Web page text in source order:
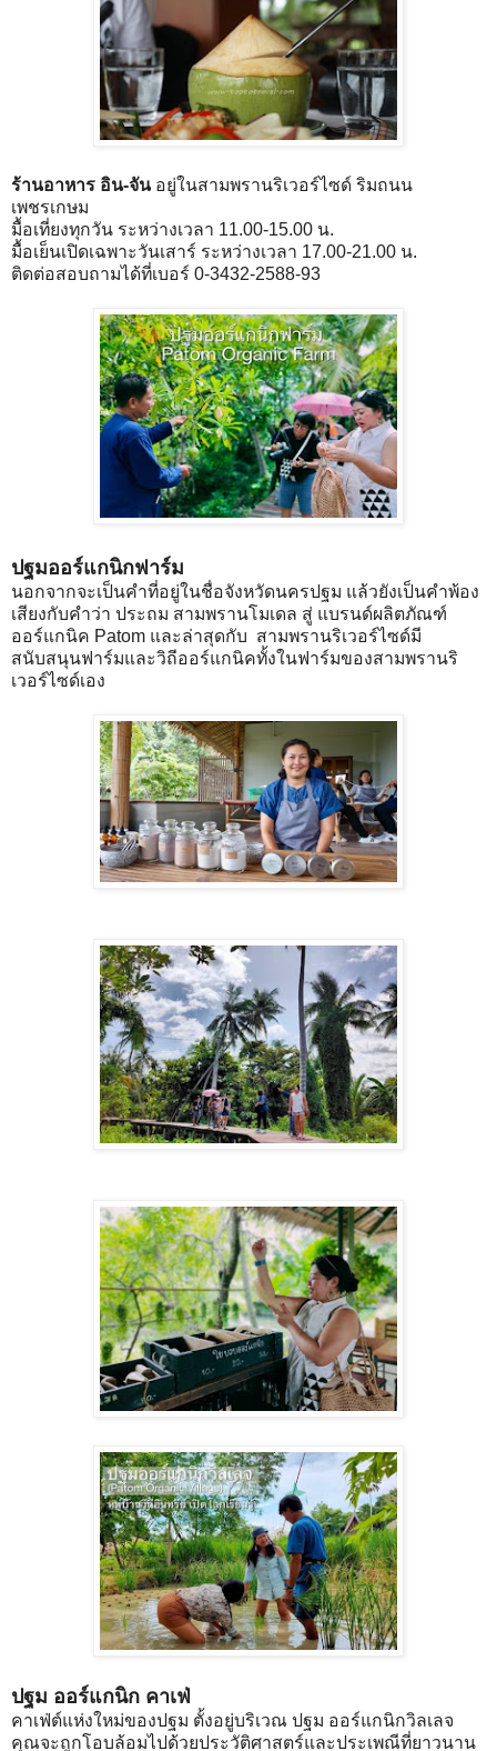
ร้านอาหาร อิน-จัน อยู่ในสามพรานริเวอร์ไซด์ ริมถนน
เพชรเกษม
มื้อเที่ยงทุกวัน ระหว่างเวลา 11.00-15.00 น.
มื้อเย็นเปิดเฉพาะวันเสาร์ ระหว่างเวลา 17.00-21.00 น.
ติดต่อสอบถามได้ที่เบอร์ 0-3432-2588-93
ปฐมออร์แกนิกฟาร์ม
นอกจากจะเป็นคำที่อยู่ในชื่อจังหวัดนครปฐม แล้วยังเป็นคำพ้อง
เสียงกับคำว่า ประถม สามพรานโมเดล สู่ แบรนด์ผลิตภัณฑ์
ออร์แกนิค Patom และล่าสุดกับ สามพรานริเวอร์ไซด์มี
สนับสนุนฟาร์มและวิถีออร์แกนิคทั้งในฟาร์มของสามพรานริ
เวอร์ไซด์เอง
ปฐม ออร์แกนิก คาเฟ่
คาเฟ่ต์แห่งใหม่ของปฐม ตั้งอยู่บริเวณ ปฐม ออร์แกนิกวิลเลจ
คุณจะถูกโอบล้อมไปด้วยประวัติศาสตร์และประเพณีที่ยาวนาน